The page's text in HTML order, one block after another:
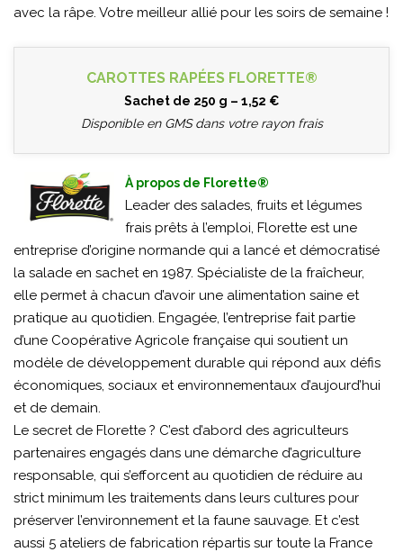
avec la râpe. Votre meilleur allié pour les soirs de semaine !
CAROTTES RAPÉES FLORETTE®
Sachet de 250 g – 1,52 €
Disponible en GMS dans votre rayon frais
À propos de Florette®
Leader des salades, fruits et légumes
frais prêts à l’emploi, Florette est une
entreprise d’origine normande qui a lancé et démocratisé
la salade en sachet en 1987. Spécialiste de la fraîcheur,
elle permet à chacun d’avoir une alimentation saine et
pratique au quotidien. Engagée, l’entreprise fait partie
d’une Coopérative Agricole française qui soutient un
modèle de développement durable qui répond aux défis
économiques, sociaux et environnementaux d’aujourd’hui
et de demain.
Le secret de Florette ? C’est d’abord des agriculteurs
partenaires engagés dans une démarche d’agriculture
responsable, qui s’efforcent au quotidien de réduire au
strict minimum les traitements dans leurs cultures pour
préserver l’environnement et la faune sauvage. Et c’est
aussi 5 ateliers de fabrication répartis sur toute la France